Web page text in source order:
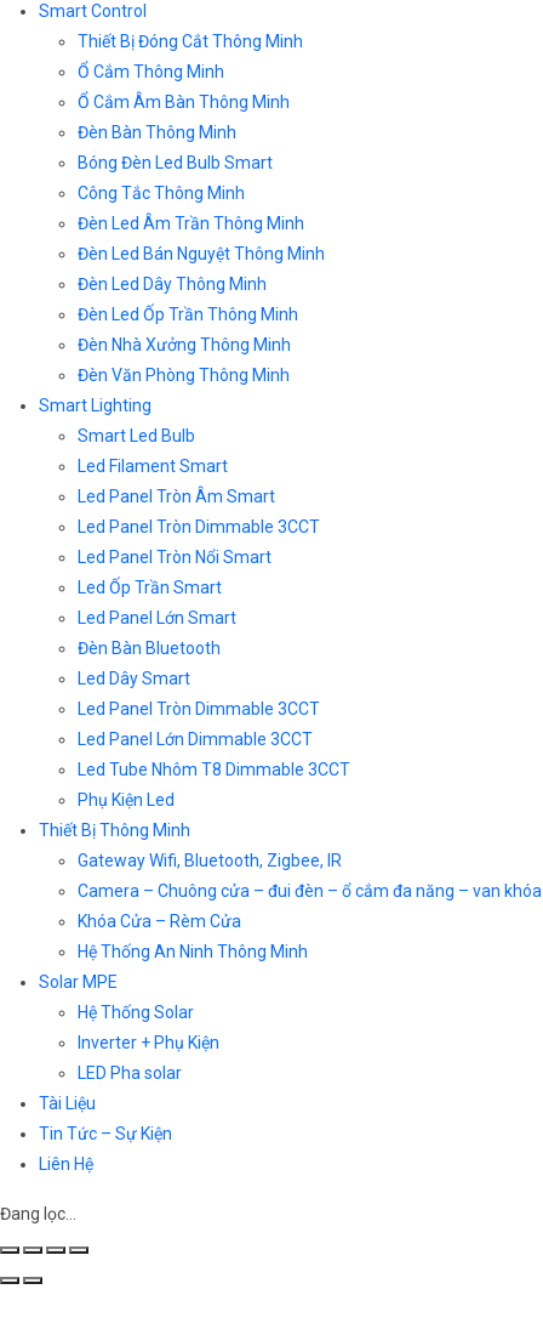
Smart Control
Thiết Bị Đóng Cắt Thông Minh
Ổ Cắm Thông Minh
Ổ Cắm Âm Bàn Thông Minh
Đèn Bàn Thông Minh
Bóng Đèn Led Bulb Smart
Công Tắc Thông Minh
Đèn Led Âm Trần Thông Minh
Đèn Led Bán Nguyệt Thông Minh
Đèn Led Dây Thông Minh
Đèn Led Ốp Trần Thông Minh
Đèn Nhà Xưởng Thông Minh
Đèn Văn Phòng Thông Minh
Smart Lighting
Smart Led Bulb
Led Filament Smart
Led Panel Tròn Âm Smart
Led Panel Tròn Dimmable 3CCT
Led Panel Tròn Nổi Smart
Led Ốp Trần Smart
Led Panel Lớn Smart
Đèn Bàn Bluetooth
Led Dây Smart
Led Panel Tròn Dimmable 3CCT
Led Panel Lớn Dimmable 3CCT
Led Tube Nhôm T8 Dimmable 3CCT
Phụ Kiện Led
Thiết Bị Thông Minh
Gateway Wifi, Bluetooth, Zigbee, IR
Camera – Chuông cửa – đui đèn – ổ cắm đa năng – van khóa
Khóa Cửa – Rèm Cửa
Hệ Thống An Ninh Thông Minh
Solar MPE
Hệ Thống Solar
Inverter + Phụ Kiện
LED Pha solar
Tài Liệu
Tin Tức – Sự Kiện
Liên Hệ
Đang lọc…